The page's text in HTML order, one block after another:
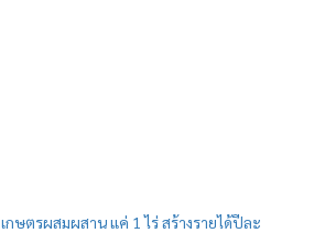
เกษตรผสมผสาน แค่ 1 ไร่ สร้างรายได้ปีละ